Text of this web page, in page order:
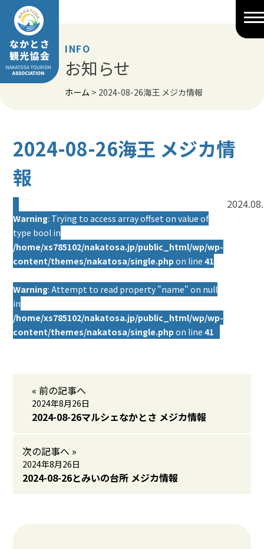
Skip
content
INFO
お知らせ
ホーム > 2024-08-26海王 メジカ情報
2024-08-26海王 メジカ情
報
Warning: Trying to access array offset on value of
type bool in
/home/xs785102/nakatosa.jp/public_html/wp/wp-
content/themes/nakatosa/single.php on line41
Warning: Attempt to read property "name" on null
in
/home/xs785102/nakatosa.jp/public_html/wp/wp-
content/themes/nakatosa/single.php on line41
« 前の記事へ
2024年8月26日
2024-08-26マルシェなかとさ メジカ情報
次の記事へ »
2024年8月26日
2024-08-26とみいの台所 メジカ情報